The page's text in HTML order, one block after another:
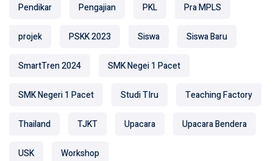
Pendikar Pengajian PKL Pra MPLS
projek PSKK 2023 Siswa Siswa Baru
SmartTren 2024 SMK Negei 1 Pacet
SMK Negeri 1 Pacet Studi TIru Teaching Factory
Thailand TJKT Upacara Upacara Bendera
USK Workshop